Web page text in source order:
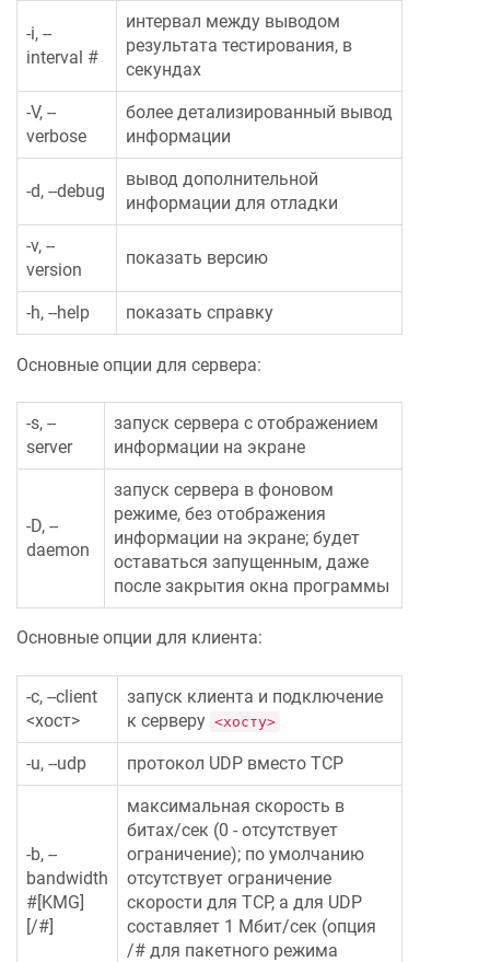
-i, --
interval #
интервал между выводом
результата тестирования, в
секундах
-V, --
verbose
более детализированный вывод
информации
-d, --debug
вывод дополнительной
информации для отладки
-v, --
version
показать версию
-h, --help показать справку
Основные опции для сервера:
-s, --
server
запуск сервера c отображением
информации на экране
-D, --
daemon
запуск сервера в фоновом
режиме, без отображения
информации на экране; будет
оставаться запущенным, даже
после закрытия окна программы
Основные опции для клиента:
-c, --client
<хост>
запуск клиента и подключение
к серверу <хосту>
-u, --udp протокол UDP вместо TCP
-b, --
bandwidth
#[KMG]
[/#]
максимальная скорость в
битах/сек (0 - отсутствует
ограничение); по умолчанию
отсутствует ограничение
скорости для TCP, а для UDP
составляет 1 Мбит/сек (опция
/# для пакетного режима